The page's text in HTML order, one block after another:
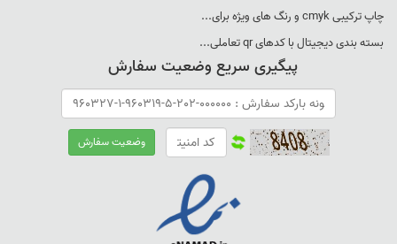
چاپ ترکيبی cmyk و رنگ های ويژه برای...
بسته بندی ديجيتال با کدهای qr تعاملی...
پیگیری سریع وضعیت سفارش